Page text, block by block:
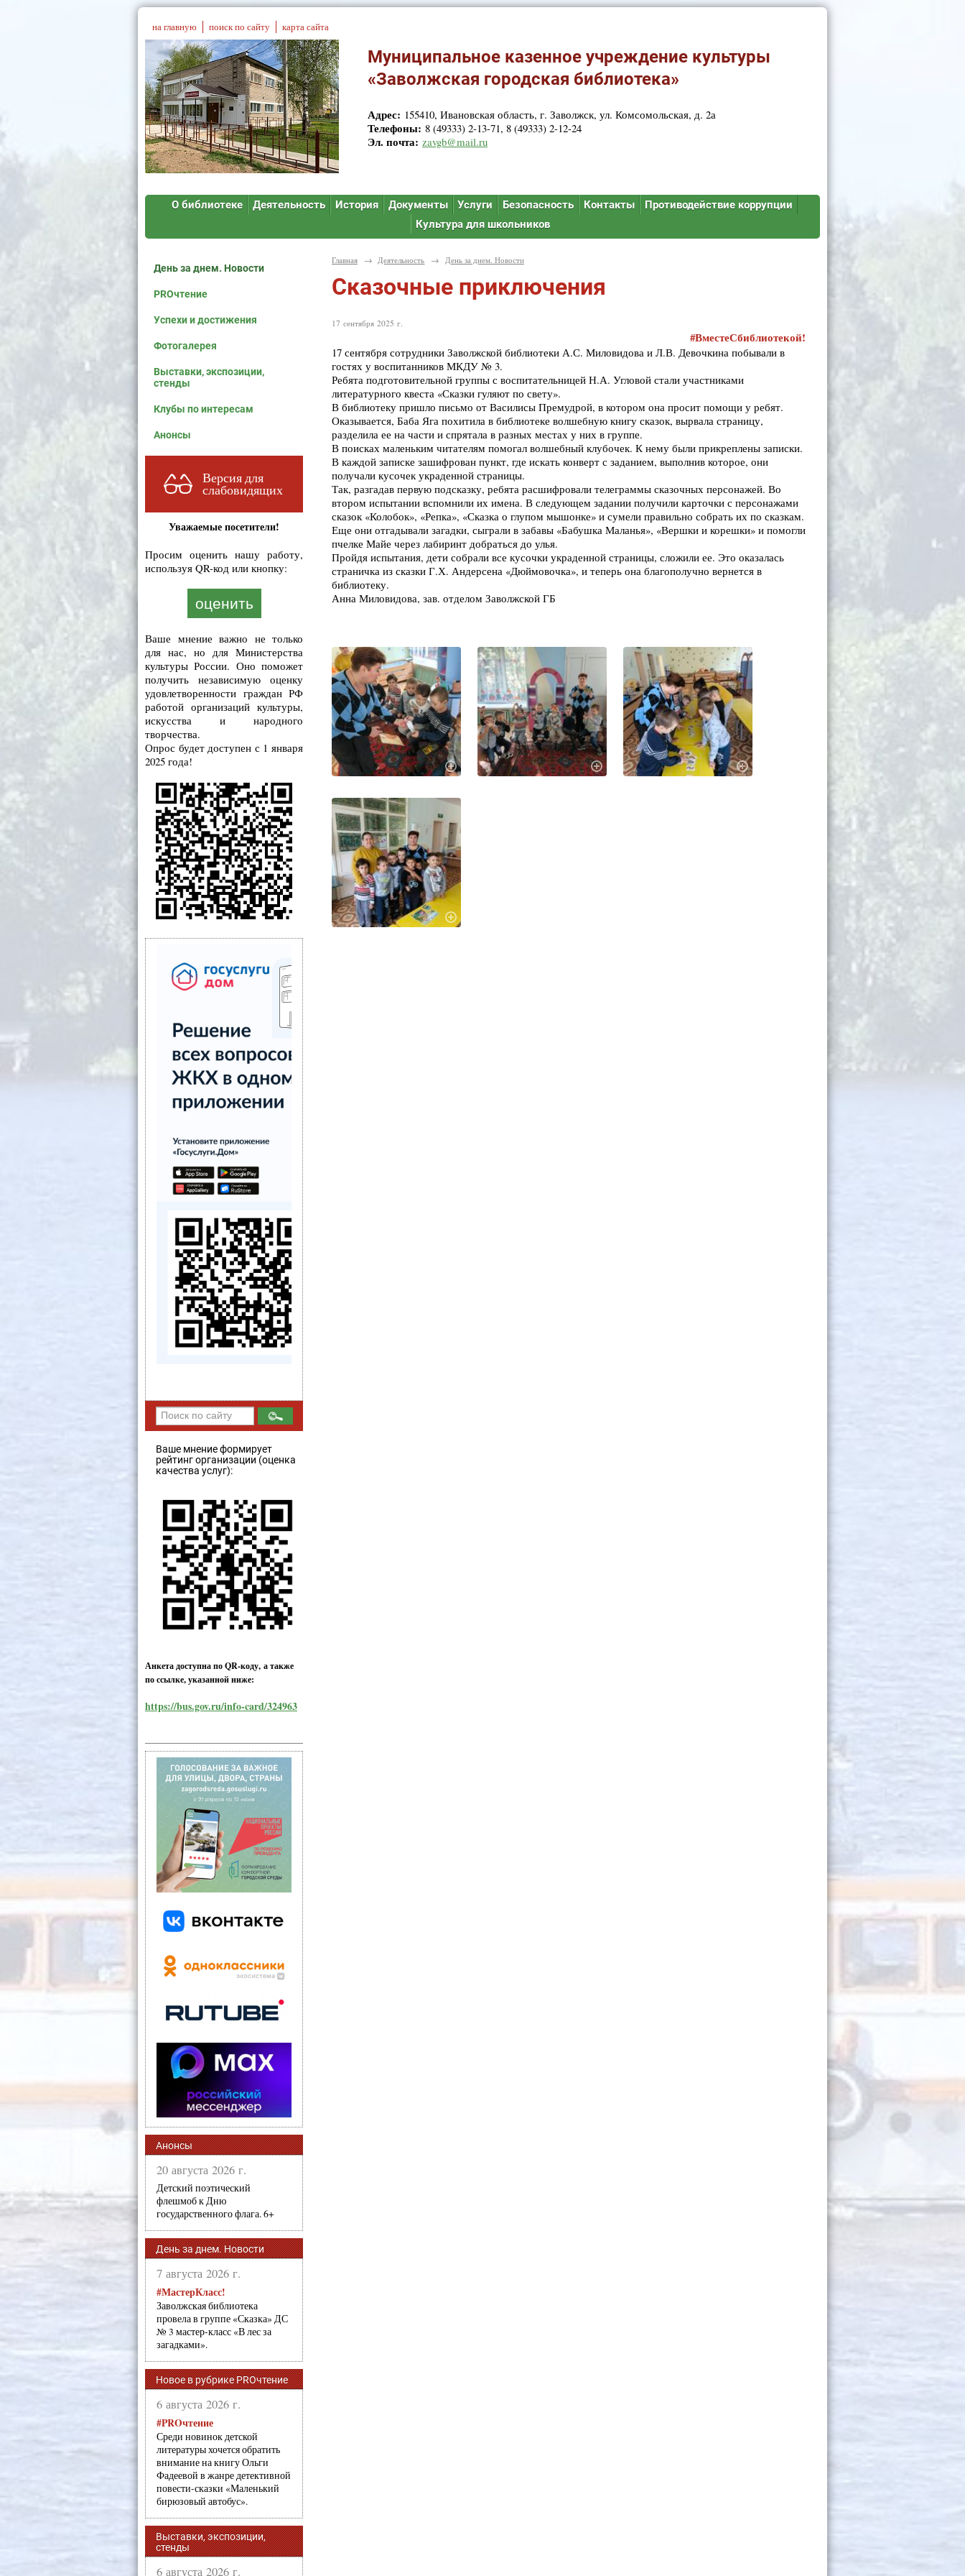
на главную поиск по сайту карта сайта
Муниципальное казенное учреждение культуры
«Заволжская городская библиотека»
Адрес: 155410, Ивановская область, г. Заволжск, ул. Комсомольская, д. 2а
Телефоны: 8 (49333) 2-13-71, 8 (49333) 2-12-24
Эл. почта: zavgb@mail.ru
О библиотеке Деятельность История Документы Услуги Безопасность Контакты
Противодействие коррупции
Культура для школьников
День за днем. Новости
PROчтение
Успехи и достижения
Фотогалерея
Выставки, экспозиции,
стенды
Клубы по интересам
Анонсы
Версия для
слабовидящих
Уважаемые посетители!
Просим оценить нашу работу,
используя QR-код или кнопку:
оценить
Ваше мнение важно не только
для нас, но для Министерства
культуры России. Оно поможет
получить независимую оценку
удовлетворенности граждан РФ
работой организаций культуры,
искусства и народного
творчества.
Опрос будет доступен с 1 января
2025 года!
Ваше мнение формирует
рейтинг организации (оценка
качества услуг):
Анкета доступна по QR-коду, а также
по ссылке, указанной ниже:
https://bus.gov.ru/info-card/324963
Анонсы
20 августа 2026 г.
Детский поэтический
флешмоб к Дню
государственного флага. 6+
День за днем. Новости
7 августа 2026 г.
#МастерКласс!
Заволжская библиотека
провела в группе «Сказка» ДС
№ 3 мастер-класс «В лес за
загадками».
Новое в рубрике PROчтение
6 августа 2026 г.
#PROчтение
Среди новинок детской
литературы хочется обратить
внимание на книгу Ольги
Фадеевой в жанре детективной
повести-сказки «Маленький
бирюзовый автобус».
Выставки, экспозиции,
стенды
6 августа 2026 г.
Главная → Деятельность → День за днем. Новости
Сказочные приключения
17 сентября 2025 г.
#ВместеСбиблиотекой!
17 сентября сотрудники Заволжской библиотеки А.С. Миловидова и Л.В. Девочкина побывали в
гостях у воспитанников МКДУ № 3.
Ребята подготовительной группы с воспитательницей Н.А. Угловой стали участниками
литературного квеста «Сказки гуляют по свету».
В библиотеку пришло письмо от Василисы Премудрой, в котором она просит помощи у ребят.
Оказывается, Баба Яга похитила в библиотеке волшебную книгу сказок, вырвала страницу,
разделила ее на части и спрятала в разных местах у них в группе.
В поисках маленьким читателям помогал волшебный клубочек. К нему были прикреплены записки.
В каждой записке зашифрован пункт, где искать конверт с заданием, выполнив которое, они
получали кусочек украденной страницы.
Так, разгадав первую подсказку, ребята расшифровали телеграммы сказочных персонажей. Во
втором испытании вспомнили их имена. В следующем задании получили карточки с персонажами
сказок «Колобок», «Репка», «Сказка о глупом мышонке» и сумели правильно собрать их по сказкам.
Еще они отгадывали загадки, сыграли в забавы «Бабушка Маланья», «Вершки и корешки» и помогли
пчелке Майе через лабиринт добраться до улья.
Пройдя испытания, дети собрали все кусочки украденной страницы, сложили ее. Это оказалась
страничка из сказки Г.Х. Андерсена «Дюймовочка», и теперь она благополучно вернется в
библиотеку.
Анна Миловидова, зав. отделом Заволжской ГБ